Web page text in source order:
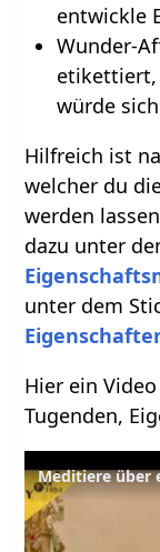
entwickle
Wunder-
etikettiert,
würde
Hilfreich ist
welcher du
werden
dazu unter
unter dem
Hier ein
Tugenden,
Meditiere über